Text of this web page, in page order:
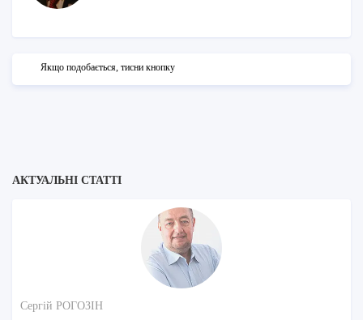
АКТУАЛЬНІ СТАТТІ
Сергій РОГОЗІН
Якщо подобається, тисни кнопку